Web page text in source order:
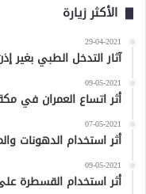
الأكثر زيارة
29-04-2021
آثار التدخل الطبي بغير
09-05-2021
أثر اتساع العمران
07-05-2021
أثر استخدام الدهونات
09-05-2021
أثر استخدام القسطرة